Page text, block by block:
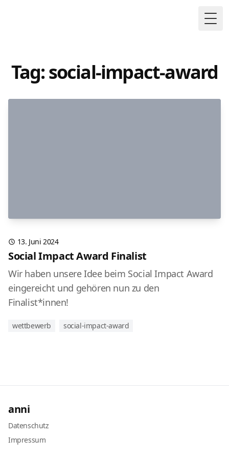
Tag: social-impact-award
13. Juni 2024
Social Impact Award Finalist
Wir haben unsere Idee beim Social Impact Award
eingereicht und gehören nun zu den
Finalist*innen!
wettbewerb social-impact-award
anni
Datenschutz
Impressum